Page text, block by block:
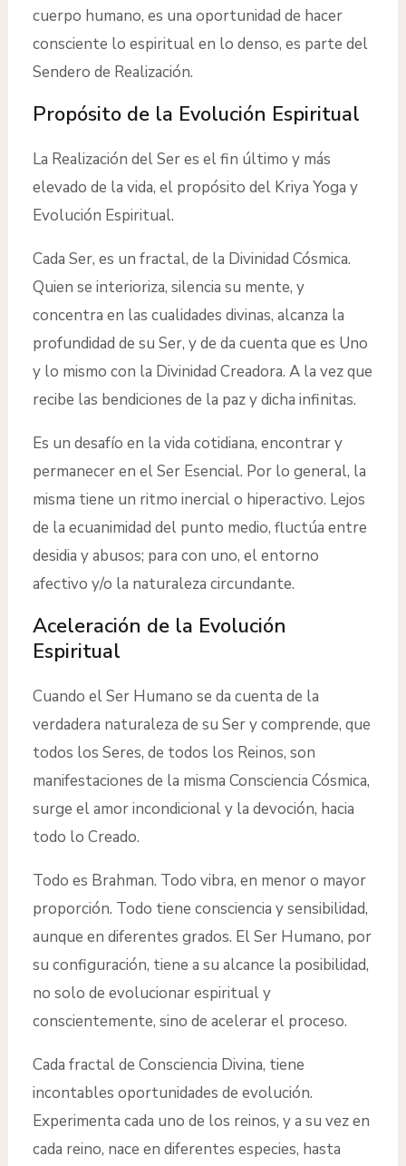
cuerpo humano, es una oportunidad de hacer
consciente lo espiritual en lo denso, es parte del
Sendero de Realización.
Propósito de la Evolución Espiritual
La Realización del Ser es el fin último y más
elevado de la vida, el propósito del Kriya Yoga y
Evolución Espiritual.
Cada Ser, es un fractal, de la Divinidad Cósmica.
Quien se interioriza, silencia su mente, y
concentra en las cualidades divinas, alcanza la
profundidad de su Ser, y de da cuenta que es Uno
y lo mismo con la Divinidad Creadora. A la vez que
recibe las bendiciones de la paz y dicha infinitas.
Es un desafío en la vida cotidiana, encontrar y
permanecer en el Ser Esencial. Por lo general, la
misma tiene un ritmo inercial o hiperactivo. Lejos
de la ecuanimidad del punto medio, fluctúa entre
desidia y abusos; para con uno, el entorno
afectivo y/o la naturaleza circundante.
Aceleración de la Evolución
Espiritual
Cuando el Ser Humano se da cuenta de la
verdadera naturaleza de su Ser y comprende, que
todos los Seres, de todos los Reinos, son
manifestaciones de la misma Consciencia Cósmica,
surge el amor incondicional y la devoción, hacia
todo lo Creado.
Todo es Brahman. Todo vibra, en menor o mayor
proporción. Todo tiene consciencia y sensibilidad,
aunque en diferentes grados. El Ser Humano, por
su configuración, tiene a su alcance la posibilidad,
no solo de evolucionar espiritual y
conscientemente, sino de acelerar el proceso.
Cada fractal de Consciencia Divina, tiene
incontables oportunidades de evolución.
Experimenta cada uno de los reinos, y a su vez en
cada reino, nace en diferentes especies, hasta